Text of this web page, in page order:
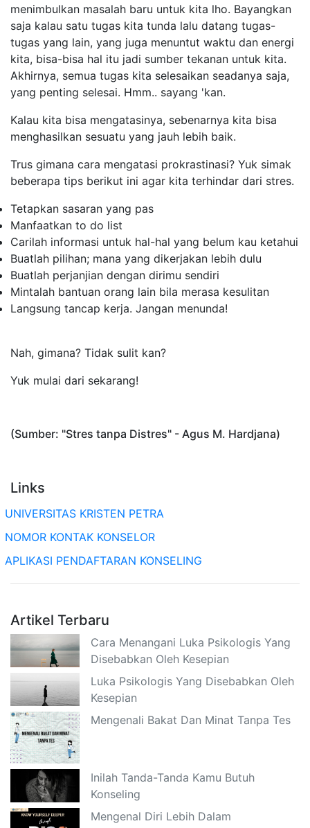
menimbulkan masalah baru untuk kita lho. Bayangkan
saja kalau satu tugas kita tunda lalu datang tugas-
tugas yang lain, yang juga menuntut waktu dan energi
kita, bisa-bisa hal itu jadi sumber tekanan untuk kita.
Akhirnya, semua tugas kita selesaikan seadanya saja,
yang penting selesai. Hmm.. sayang 'kan.
Kalau kita bisa mengatasinya, sebenarnya kita bisa
menghasilkan sesuatu yang jauh lebih baik.
Trus gimana cara mengatasi prokrastinasi? Yuk simak
beberapa tips berikut ini agar kita terhindar dari stres.
Tetapkan sasaran yang pas
Manfaatkan to do list
Carilah informasi untuk hal-hal yang belum kau ketahui
Buatlah pilihan; mana yang dikerjakan lebih dulu
Buatlah perjanjian dengan dirimu sendiri
Mintalah bantuan orang lain bila merasa kesulitan
Langsung tancap kerja. Jangan menunda!
Nah, gimana? Tidak sulit kan?
Yuk mulai dari sekarang!
(Sumber: "Stres tanpa Distres" - Agus M. Hardjana)
Links
UNIVERSITAS KRISTEN PETRA
NOMOR KONTAK KONSELOR
APLIKASI PENDAFTARAN KONSELING
Artikel Terbaru
Cara Menangani Luka Psikologis Yang
Disebabkan Oleh Kesepian
Luka Psikologis Yang Disebabkan Oleh
Kesepian
Mengenali Bakat Dan Minat Tanpa Tes
Inilah Tanda-Tanda Kamu Butuh
Konseling
Mengenal Diri Lebih Dalam